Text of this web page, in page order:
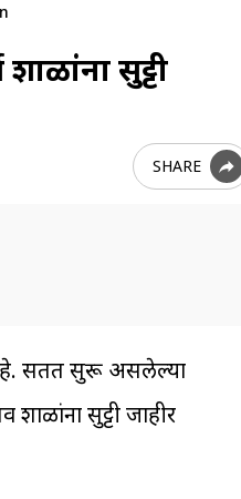
सुट्टी
SHARE
आहे. सतत सुरू असलेल्या
शाळांना सुट्टी जाहीर